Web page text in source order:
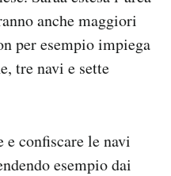
anche maggiori
per esempio impiega
tre navi e sette
e confiscare le navi
esempio dai